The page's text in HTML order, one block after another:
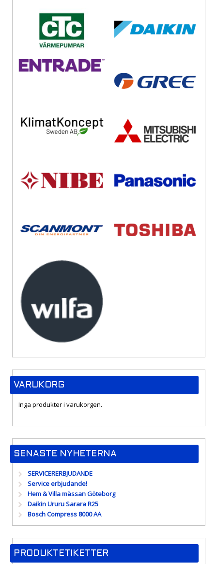
VARUKORG
Inga produkter i varukorgen.
SENASTE NYHETERNA
SERVICERERBJUDANDE
Service erbjudande!
Hem & Villa mässan Göteborg
Daikin Ururu Sarara R25
Bosch Compress 8000 AA
PRODUKTETIKETTER